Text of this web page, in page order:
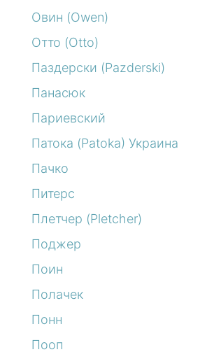
Овин (Owen)
Отто (Otto)
Паздерски (Pazderski)
Панасюк
Париевский
Патока (Patoka) Украина
Пачко
Питерс
Плетчер (Pletcher)
Поджер
Поин
Полачек
Понн
Пооп